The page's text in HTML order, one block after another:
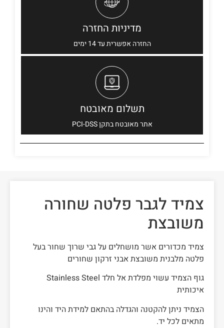
מדיניות החזרה
החזרה אפשרית עד 14 ימים
תשלום מאובטח
אתר מאובטח בתקן PCI-DSS
צמיד לגבר פלטה שחורה
משובצת
צמיד מכדורים אשר מושחלים על גבי שרוך שחור בעל
פלטה מלבנית משובצת אבני זרקון שחורים
גוף הצמיד עשוי מפלדת אל חלד Stainless Steel
איכותית
הצמיד ניתן להקטנה והגדלה בהתאם למידת היד והינו
מתאים לכל יד.